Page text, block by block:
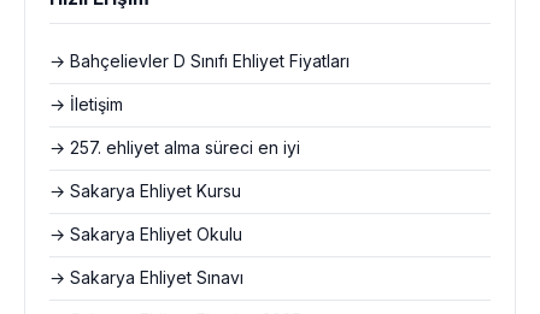
→ Bahçelievler D Sınıfı Ehliyet Fiyatları
→ İletişim
→ 257. ehliyet alma süreci en iyi
→ Sakarya Ehliyet Kursu
→ Sakarya Ehliyet Okulu
→ Sakarya Ehliyet Sınavı